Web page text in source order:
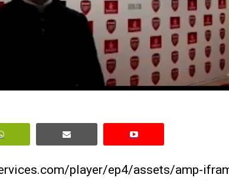
player/ep4/assets/amp-